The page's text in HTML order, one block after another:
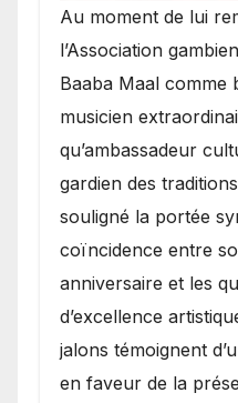
​Au moment de lui
l’Association
Baaba Maal comme
musicien
qu’ambassadeur
gardien des
souligné la portée
coïncidence entre
anniversaire et les
d’excellence
jalons témoignent
en faveur de la